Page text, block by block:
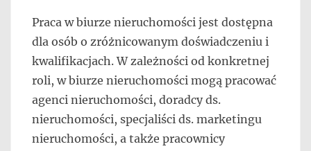
Praca w biurze nieruchomości jest dostępna
dla osób o zróżnicowanym doświadczeniu i
kwalifikacjach. W zależności od konkretnej
roli, w biurze nieruchomości mogą pracować
agenci nieruchomości, doradcy ds.
nieruchomości, specjaliści ds. marketingu
nieruchomości, a także pracownicy